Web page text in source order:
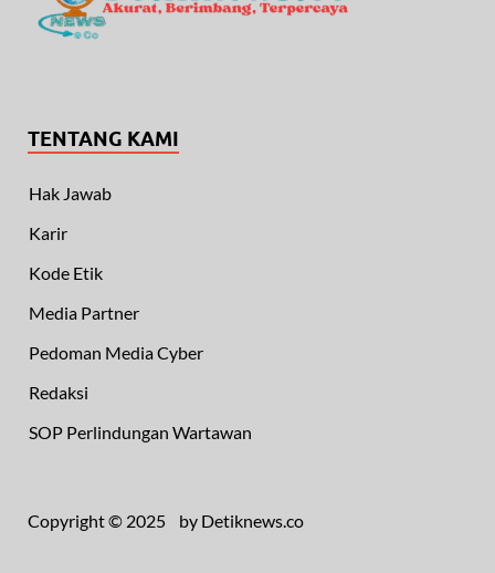
TENTANG KAMI
Hak Jawab
Karir
Kode Etik
Media Partner
Pedoman Media Cyber
Redaksi
SOP Perlindungan Wartawan
Copyright © 2025 by Detiknews.co